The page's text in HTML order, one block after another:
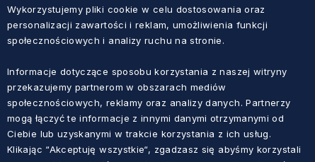
prawa strona klatki piersiowej z zarysowanym
oraz przyczepami końcowymi mięśnia
małą brodawkę sutkową, która jest
narządy płciowe zewnętrzne u tej
ptaków. Czy jeszcze innych stworzeń?
Wykorzystujemy pliki cookie w celu dostosowania oraz
personalizacji zawartości i reklam, umożliwienia funkcji
społecznościowych i analizy ruchu na stronie.
Informacje dotyczące sposobu korzystania z naszej witryny
przekazujemy partnerom w obszarach mediów
społecznościowych, reklamy oraz analizy danych. Partnerzy
mogą łączyć te informacje z innymi danymi otrzymanymi od
Ciebie lub uzyskanymi w trakcie korzystania z ich usług.
Klikając “Akceptuję wszystkie“, zgadzasz się abyśmy korzystali